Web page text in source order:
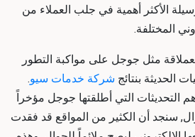
الأكثر أهمية في جلب العملاء من
المختلفة.
مثل جوجل على مواكبة التطور
الحديثة بنتائج شركة خدمات سيو.
التحديثات التي أطلقتها جوجل مؤخراً
سنجد أن الكثير من المواقع قد فقدت